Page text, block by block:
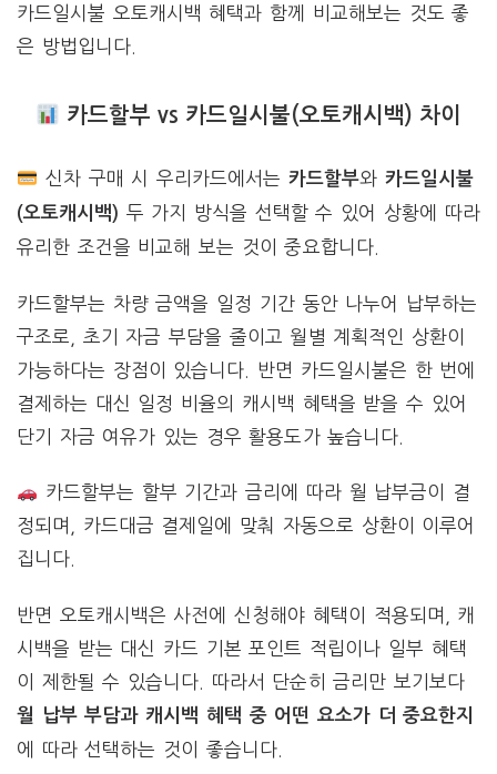
카드일시불 오토캐시백 혜택과 함께 비교해보는 것도 좋
은 방법입니다.
카드할부 vs 카드일시불(오토캐시백) 차이
신차 구매 시 우리카드에서는 카드할부와 카드일시불
(오토캐시백) 두 가지 방식을 선택할 수 있어 상황에 따라
유리한 조건을 비교해 보는 것이 중요합니다.
카드할부는 차량 금액을 일정 기간 동안 나누어 납부하는
구조로, 초기 자금 부담을 줄이고 월별 계획적인 상환이
가능하다는 장점이 있습니다. 반면 카드일시불은 한 번에
결제하는 대신 일정 비율의 캐시백 혜택을 받을 수 있어
단기 자금 여유가 있는 경우 활용도가 높습니다.
카드할부는 할부 기간과 금리에 따라 월 납부금이 결
정되며, 카드대금 결제일에 맞춰 자동으로 상환이 이루어
집니다.
반면 오토캐시백은 사전에 신청해야 혜택이 적용되며, 캐
시백을 받는 대신 카드 기본 포인트 적립이나 일부 혜택
이 제한될 수 있습니다. 따라서 단순히 금리만 보기보다
월 납부 부담과 캐시백 혜택 중 어떤 요소가 더 중요한지
에 따라 선택하는 것이 좋습니다.